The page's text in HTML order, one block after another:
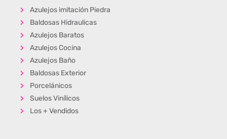
Azulejos imitación Piedra
Baldosas Hidraulicas
Azulejos Baratos
Azulejos Cocina
Azulejos Baño
Baldosas Exterior
Porcelánicos
Suelos Vinílicos
Los + Vendidos